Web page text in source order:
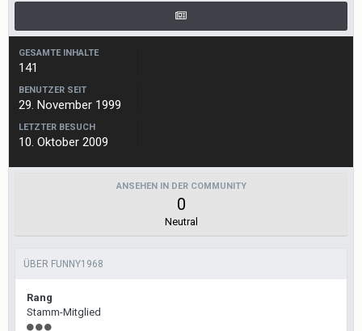
GESAMTE INHALTE
141
BENUTZER SEIT
29. November 1999
LETZTER BESUCH
10. Oktober 2009
ANSEHEN IN DER COMMUNITY
0
Neutral
ÜBER FUNNY1968
Rang
Stamm-Mitglied